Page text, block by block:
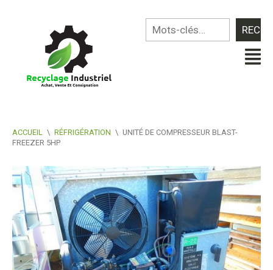
ACCUEIL \ RÉFRIGÉRATION \ UNITÉ DE COMPRESSEUR BLAST-
FREEZER 5HP